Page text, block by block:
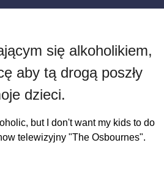
się alkoholikiem,
aby tą drogą poszły
dzieci.
but I don't want my kids to do
telewizyjny "The Osbournes".